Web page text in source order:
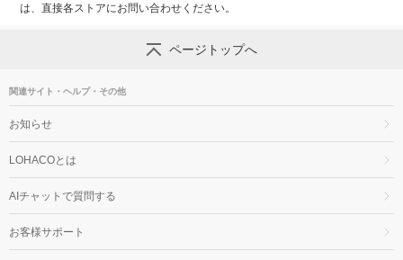
は、直接各ストアにお問い合わせください。
ページトップへ
関連サイト・ヘルプ・その他
お知らせ
LOHACOとは
AIチャットで質問する
お客様サポート